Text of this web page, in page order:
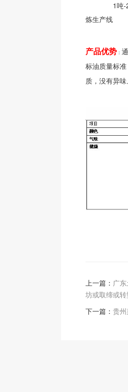
1吨-2000
炼生产线
产品优势 ：
标油质量标
质，没有异味。
上一篇： 广
坊或取缔或转
下一篇： 贵